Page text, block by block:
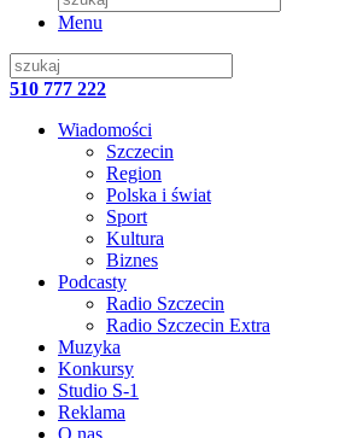
Menu
510 777 222
Wiadomości
Szczecin
Region
Polska i świat
Sport
Kultura
Biznes
Podcasty
Radio Szczecin
Radio Szczecin Extra
Muzyka
Konkursy
Studio S-1
Reklama